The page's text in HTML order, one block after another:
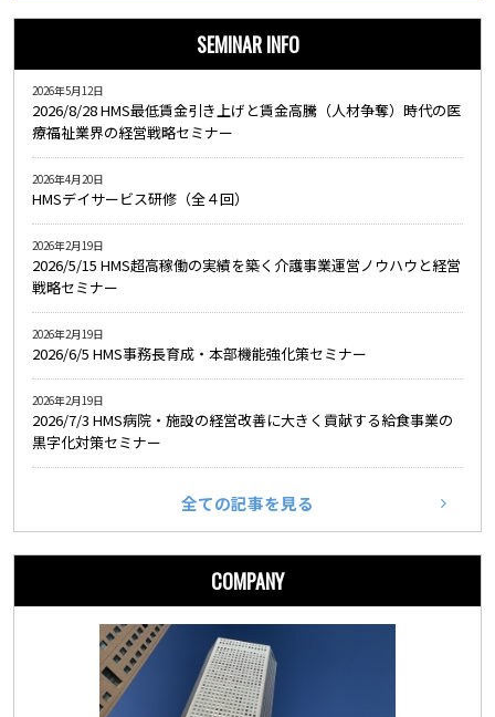
SEMINAR INFO
2026/8/28 HMS最低賃金引き上げと賃金高騰（人材争奪）時代の医
療福祉業界の経営戦略セミナー
2026年5月12日
HMSデイサービス研修（全４回）
2026年4月20日
2026/5/15 HMS超高稼働の実績を築く介護事業運営ノウハウと経営
戦略セミナー
2026年2月19日
2026/6/5 HMS事務長育成・本部機能強化策セミナー
2026年2月19日
2026/7/3 HMS病院・施設の経営改善に大きく貢献する給食事業の
黒字化対策セミナー
2026年2月19日
全ての記事を見る
COMPANY